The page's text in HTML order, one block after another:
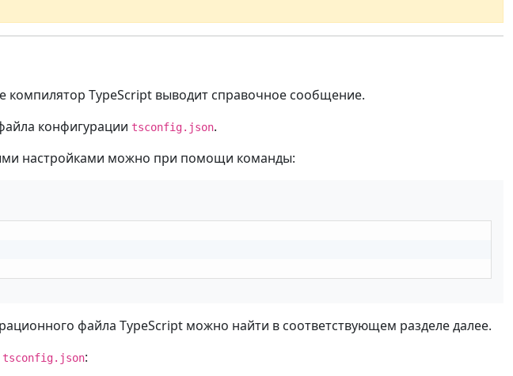
компилятор TypeScript выводит справочное сообщение.
конфигурации tsconfig.json.
настройками можно при помощи команды:
файла TypeScript можно найти в соответствующем разделе далее.
tsconfig.json: